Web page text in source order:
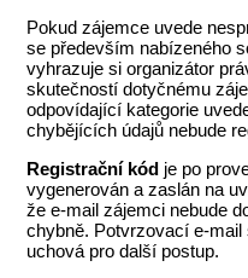
Pokud zájemce uvede
se především nabízeného
vyhrazuje si organizátor
skutečností dotyčnému
odpovídající kategorie
chybějících údajů nebude
Registrační kód je po
vygenerován a zaslán na
že e-mail zájemci nebude
chybně. Potvrzovací e-
uchová pro další postup.